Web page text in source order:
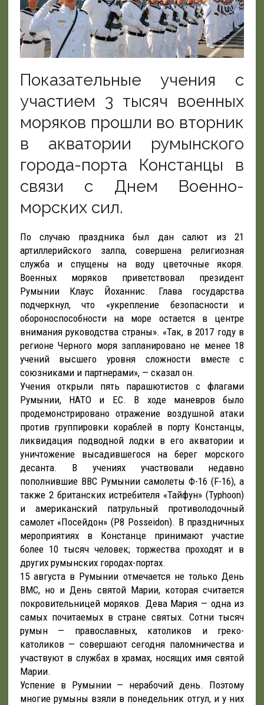
Показательные учения с
участием 3 тысяч военных
моряков прошли во вторник
в акватории румынского
города-порта Констанцы в
связи с Днем Военно-
морских сил.
По случаю праздника был дан салют из 21
артиллерийского залпа, совершена религиозная
служба и спущены на воду цветочные якоря.
Военных моряков приветствовал президент
Румынии Клаус Йоханнис. Глава государства
подчеркнул, что «укрепление безопасности и
обороноспособности на море остается в центре
внимания руководства страны». «Так, в 2017 году в
регионе Черного моря запланировано не менее 18
учений высшего уровня сложности вместе с
союзниками и партнерами», — сказал он.
Учения открыли пять парашютистов с флагами
Румынии, НАТО и ЕС. В ходе маневров было
продемонстрировано отражение воздушной атаки
против группировки кораблей в порту Констанцы,
ликвидация подводной лодки в его акватории и
уничтожение высадившегося на берег морского
десанта. В учениях участвовали недавно
пополнившие ВВС Румынии самолеты Ф-16 (F-16), а
также 2 британских истребителя «Тайфун» (Typhoon)
и американский патрульный противолодочный
самолет «Посейдон» (P8 Posseidon). В праздничных
мероприятиях в Констанце принимают участие
более 10 тысяч человек; торжества проходят и в
других румынских городах-портах.
15 августа в Румынии отмечается не только День
ВМС, но и День святой Марии, которая считается
покровительницей моряков. Дева Мария — одна из
самых почитаемых в стране святых. Сотни тысяч
румын — православных, католиков и греко-
католиков — совершают сегодня паломничества и
участвуют в службах в храмах, носящих имя святой
Марии.
Успение в Румынии — нерабочий день. Поэтому
многие румыны взяли в понедельник отгул, и у них